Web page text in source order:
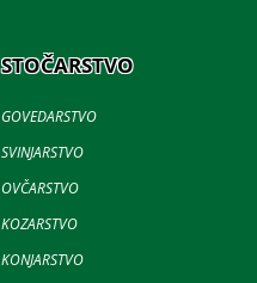
STOČARSTVO
GOVEDARSTVO
SVINJARSTVO
OVČARSTVO
KOZARSTVO
KONJARSTVO